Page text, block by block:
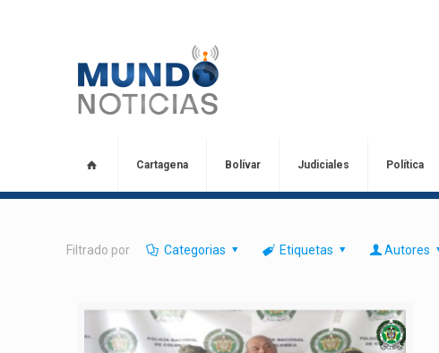
Cartagena Bolívar Judiciales Política
Filtrado por Categorias Etiquetas Autores